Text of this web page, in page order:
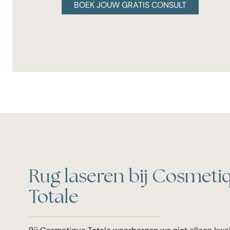
BOEK JOUW GRATIS CONSULT
Rug laseren bij
Totale